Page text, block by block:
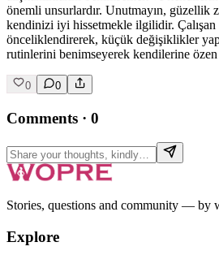
önemli unsurlardır. Unutmayın, güzellik
kendinizi iyi hissetmekle ilgilidir.
önceliklendirerek, küçük değişiklikler
rutinlerini benimseyerek kendilerine
0 0
Comments · 0
Stories, questions and community — by
Explore